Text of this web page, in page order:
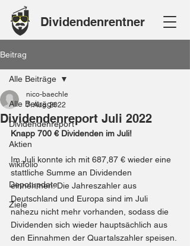
Dividendenrentner
Beitrag
Alle Beiträge
Dividendenreport
Aktien
wikifolio
Depotupdate
Ziele
Alle Beiträge
Dividendenreport Juli 2022
nico-baechle
7. Aug. 2022
Knapp 700 € Dividenden im Juli!
Im Juli konnte ich mit 687,87 € wieder eine
stattliche Summe an Dividenden
einnehmen. Die Jahreszahler aus
Deutschland und Europa sind im Juli
nahezu nicht mehr vorhanden, sodass die
Dividenden sich wieder hauptsächlich aus
den Einnahmen der Quartalszahler speisen.